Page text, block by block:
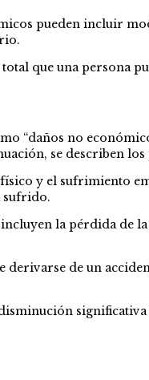
pueden incluir
que una
“daños no
se describen
y el sufrimiento
sufrido.
la pérdida de
de un